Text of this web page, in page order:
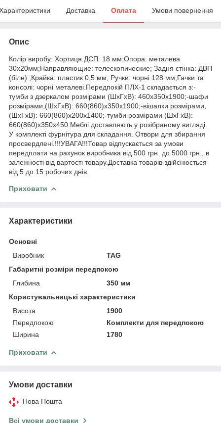
Доставка Оплата Умови повернення
Опис
Колір виробу: Хортиця.ДСП: 18 мм;Опора: металева
30х20мм;Направляющие: телескопические; Задня стінка: ДВП
(біле) ;Крайка: пластик 0,5 мм; Ручки: чорні 128 мм;Гачки та
консолі: чорні металеві.Передпокій ПЛХ-1 складається з:-
тумби з дзеркалом розмірами (ШхГхВ): 460х350х1900;-шафи
розмірами,(ШхГхВ): 660(860)х350х1900;-вішалки розмірами,
(ШхГхВ): 660(860)х200х1400;-тумби розмірами (ШхГхВ):
660(860)х350х450.Меблі доставляють у розібраному вигляді.
У комплекті фурнітура для складання. Отвори для збирання
просвердлені.!!!УВАГА!!!Товар відпускається за умови
передплати на рахунок виробника від 500 грн. до 5000 грн., в
залежності від вартості товару.Доставка товарів здійснюється
від 5 до 15 робочих днів.
Приховати
Характеристики
Основні
Виробник
TAG
Габаритні розміри передпокою
Глибина
350 мм
Користувальницькі характеристики
Висота
1900
Передпокою
Комплекти для передпокою
Ширина
1780
Приховати
Умови доставки
Нова Пошта
Всі умови доставки